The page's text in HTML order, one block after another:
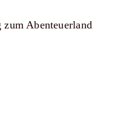
zum Abenteuerland